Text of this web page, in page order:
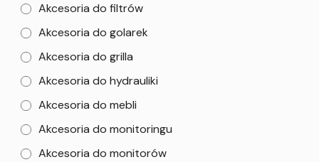
Akcesoria do filtrów
Akcesoria do golarek
Akcesoria do grilla
Akcesoria do hydrauliki
Akcesoria do mebli
Akcesoria do monitoringu
Akcesoria do monitorów